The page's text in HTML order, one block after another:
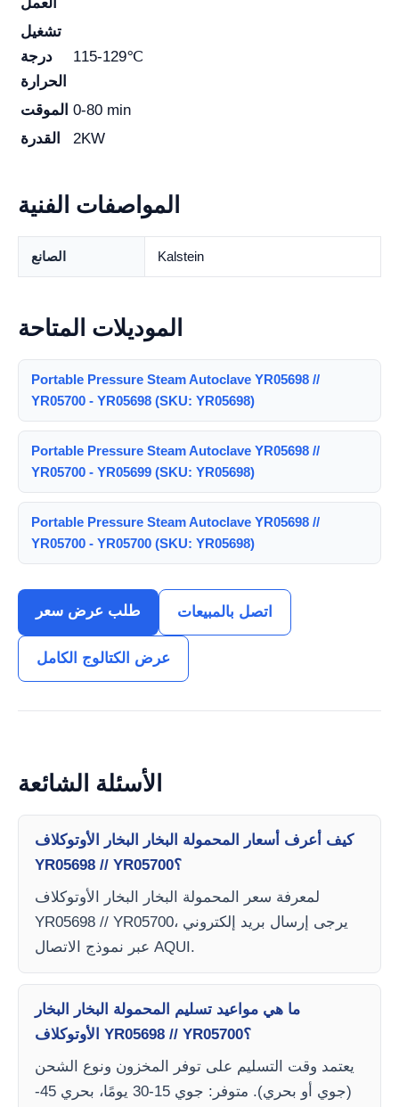
تشغيل
درجة
الحرارة
115-129℃
الموقت 0-80 min
القدرة
2KW
المواصفات الفنية
الصانع Kalstein
الموديلات المتاحة
Portable Pressure Steam Autoclave YR05698 //
YR05700 - YR05698 (SKU: YR05698)
Portable Pressure Steam Autoclave YR05698 //
YR05700 - YR05699 (SKU: YR05698)
Portable Pressure Steam Autoclave YR05698 //
YR05700 - YR05700 (SKU: YR05698)
طلب عرض سعر اتصل بالمبيعات
عرض الكتالوج الكامل
الأسئلة الشائعة
كيف أعرف أسعار المحمولة البخار البخار الأوتوكلاف
YR05698 // YR05700؟
لمعرفة سعر المحمولة البخار البخار الأوتوكلاف
YR05698 // YR05700، يرجى إرسال بريد إلكتروني
عبر نموذج الاتصال AQUI.
ما هي مواعيد تسليم المحمولة البخار البخار
الأوتوكلاف YR05698 // YR05700؟
يعتمد وقت التسليم على توفر المخزون ونوع الشحن
(جوي أو بحري). متوفر: جوي 15-30 يومًا، بحري 45-